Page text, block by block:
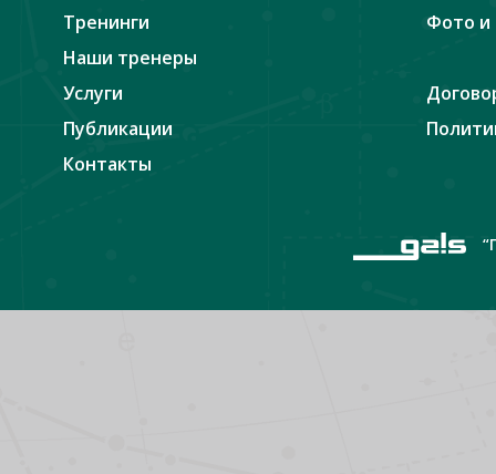
Тренинги
Наши тренеры
Услуги
Публикации
Контакты
Фото и